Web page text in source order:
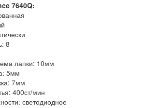
7640Q:
8
лапки: 10мм
5мм
7мм
400ст/мин
светодиодное